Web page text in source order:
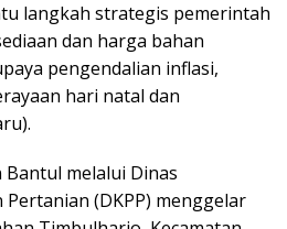
langkah strategis pemerintah
dan harga bahan
pengendalian inflasi,
hari natal dan
melalui Dinas
(DKPP) menggelar